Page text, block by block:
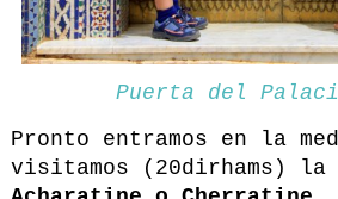
Puerta del
Pronto entramos en la
visitamos (20dirhams) la